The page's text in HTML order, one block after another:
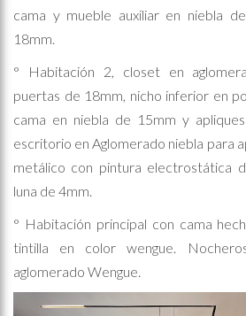
cama y mueble auxiliar en niebla
18mm.
° Habitación 2, closet en
puertas de 18mm, nicho inferior en
cama en niebla de 15mm y
escritorio en Aglomerado niebla para
metálico con pintura electrostática
luna de 4mm.
° Habitación principal con cama
tintilla en color wengue.
aglomerado Wengue.